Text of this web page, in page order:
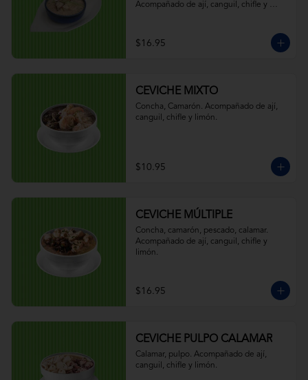
Acompañado de ají, canguil, chifle y
$16.95
CEVICHE MIXTO
Concha, Camarón. Acompañado de ají,
canguil, chifle y limón.
$10.95
CEVICHE MÚLTIPLE
Concha, camarón, pescado, calamar.
Acompañado de ají, canguil, chifle y
limón.
$16.95
CEVICHE PULPO CALAMAR
Calamar, pulpo. Acompañado de ají,
canguil, chifle y limón.